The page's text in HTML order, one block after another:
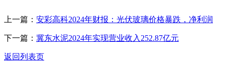
上一篇： 安彩高科2024年财报：光伏玻璃价格暴跌，净利润
下一篇： 冀东水泥2024年实现营业收入252.87亿元
返回列表页